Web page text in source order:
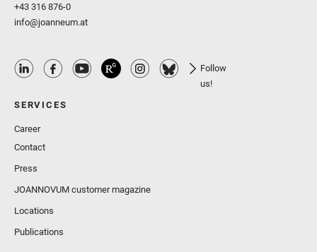
+43 316 876-0
info@joanneum.at
Follow
us!
SERVICES
Career
Contact
Press
JOANNOVUM customer magazine
Locations
Publications